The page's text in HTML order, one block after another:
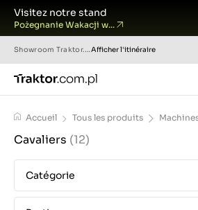
Visitez notre stand
Pożegnanie Wakacji w...
Showroom Traktor.com.pl Afficher l'itinéraire
Accueil Tous les produits
Cavaliers (12)
Catégorie